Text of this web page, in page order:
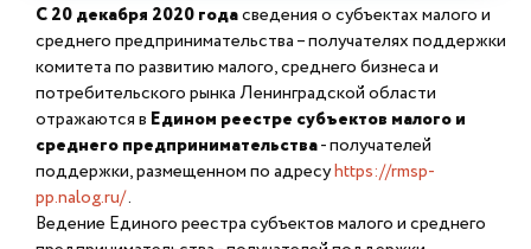
С 20 декабря 2020 годасведения о субъектах малого и
среднего предпринимательства – получателях поддержки
комитета по развитию малого, среднего бизнеса и
потребительского рынка Ленинградской области
отражаются в Едином реестре субъектов малого и
среднего предпринимательства- получателей
поддержки, размещенном по адресуhttps://rmsp-
pp.nalog.ru/.
Ведение Единого реестра субъектов малого и среднего